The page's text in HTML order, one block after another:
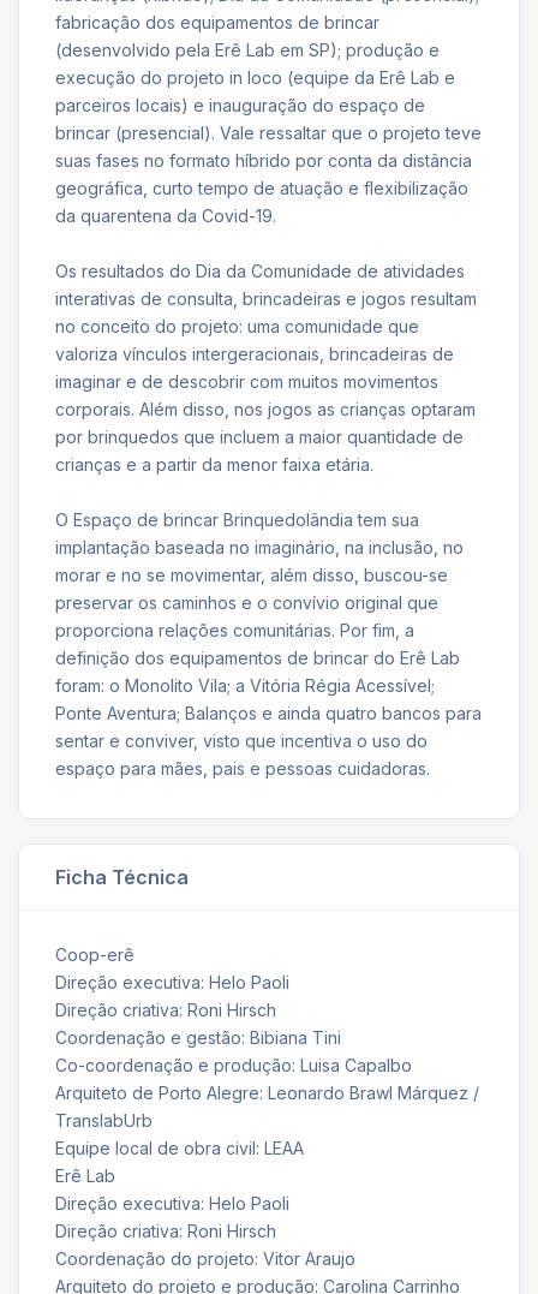
fabricação dos equipamentos de brincar
(desenvolvido pela Erê Lab em SP); produção e
execução do projeto in loco (equipe da Erê Lab e
parceiros locais) e inauguração do espaço de
brincar (presencial). Vale ressaltar que o projeto teve
suas fases no formato híbrido por conta da distância
geográfica, curto tempo de atuação e flexibilização
da quarentena da Covid-19.
Os resultados do Dia da Comunidade de atividades
interativas de consulta, brincadeiras e jogos resultam
no conceito do projeto: uma comunidade que
valoriza vínculos intergeracionais, brincadeiras de
imaginar e de descobrir com muitos movimentos
corporais. Além disso, nos jogos as crianças optaram
por brinquedos que incluem a maior quantidade de
crianças e a partir da menor faixa etária.
O Espaço de brincar Brinquedolândia tem sua
implantação baseada no imaginário, na inclusão, no
morar e no se movimentar, além disso, buscou-se
preservar os caminhos e o convívio original que
proporciona relações comunitárias. Por fim, a
definição dos equipamentos de brincar do Erê Lab
foram: o Monolito Vila; a Vitória Régia Acessível;
Ponte Aventura; Balanços e ainda quatro bancos para
sentar e conviver, visto que incentiva o uso do
espaço para mães, pais e pessoas cuidadoras.
Ficha Técnica
Coop-erê
Direção executiva: Helo Paoli
Direção criativa: Roni Hirsch
Coordenação e gestão: Bibiana Tini
Co-coordenação e produção: Luisa Capalbo
Arquiteto de Porto Alegre: Leonardo Brawl Márquez /
TranslabUrb
Equipe local de obra civil: LEAA
Erê Lab
Direção executiva: Helo Paoli
Direção criativa: Roni Hirsch
Coordenação do projeto: Vitor Araujo
Arquiteto do projeto e produção: Carolina Carrinho